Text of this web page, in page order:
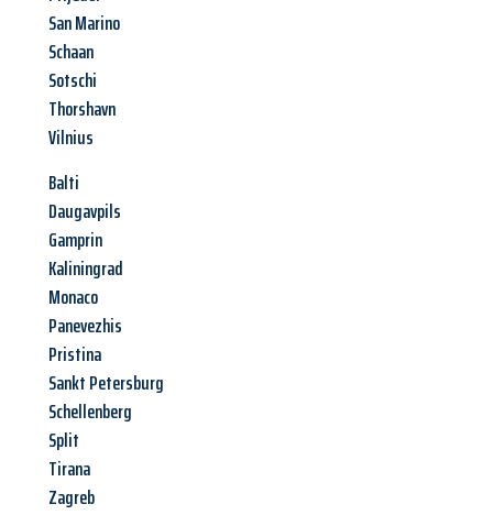
San Marino
Schaan
Sotschi
Thorshavn
Vilnius
Balti
Daugavpils
Gamprin
Kaliningrad
Monaco
Panevezhis
Pristina
Sankt Petersburg
Schellenberg
Split
Tirana
Zagreb